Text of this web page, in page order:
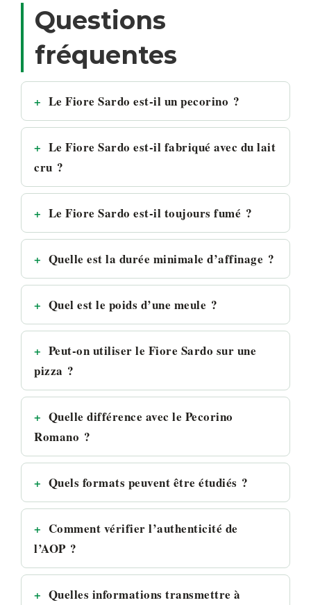
Questions
fréquentes
Le Fiore Sardo est-il un pecorino ?
Le Fiore Sardo est-il fabriqué avec du lait
cru ?
Le Fiore Sardo est-il toujours fumé ?
Quelle est la durée minimale d’affinage ?
Quel est le poids d’une meule ?
Peut-on utiliser le Fiore Sardo sur une
pizza ?
Quelle différence avec le Pecorino
Romano ?
Quels formats peuvent être étudiés ?
Comment vérifier l’authenticité de
l’AOP ?
Quelles informations transmettre à